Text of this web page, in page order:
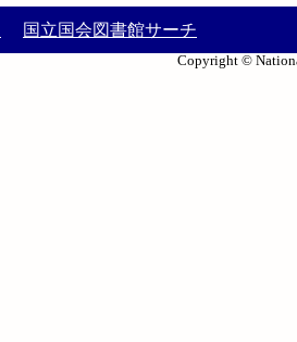
国立国会図書館サーチ
Copyright ©